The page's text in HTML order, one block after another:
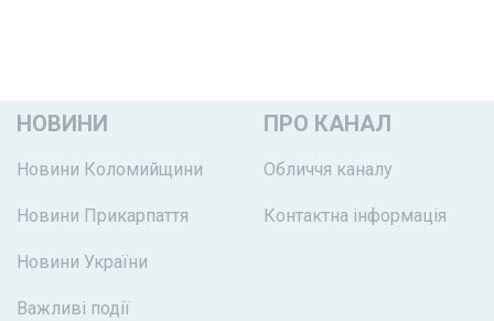
НОВИНИ
Новини Коломийщини
Новини Прикарпаття
Новини України
Важливі події
ПРО КАНАЛ
Обличчя каналу
Контактна інформація